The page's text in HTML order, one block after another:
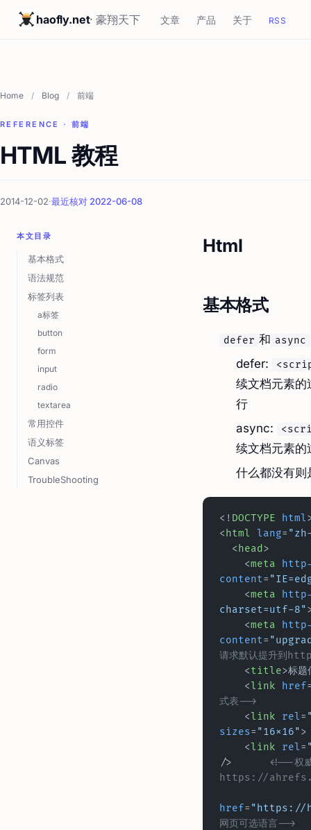
haofly.net· 豪翔天下 文章 产品 关于 RSS
Home / Blog / 前端
REFERENCE · 前端
HTML 教程
2014-12-02·最近核对 2022-06-08
本文目录
基本格式
语法规范
标签列表
a标签
button
form
input
radio
textarea
常用控件
语义标签
Canvas
TroubleShooting
Html
基本格式
defer 和 async
defer:
续文档元素的
行
async:
续文档元素的
什么都没有则
<! DOCTYPE html
< html lang=
  <
head >
    <
meta
content=
    <
meta
charset=utf-8"
    <
meta
content=
请求默认提升到
    <
title>标
    <
link href
式表-->
    <
link rel=
sizes= "16x16"
    <
link rel=
<!--权威
https://
href= "https://
网页可选语言-->